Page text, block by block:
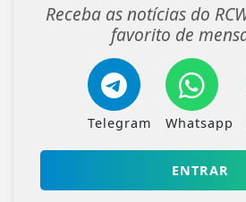
Receba as notícias do
favorito de
Telegram Whatsapp
ENTRAR